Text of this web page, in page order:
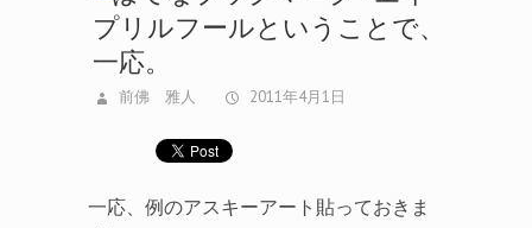
前佛 雅人 2011年4月1日
一応、例のアスキーアート貼っておきま